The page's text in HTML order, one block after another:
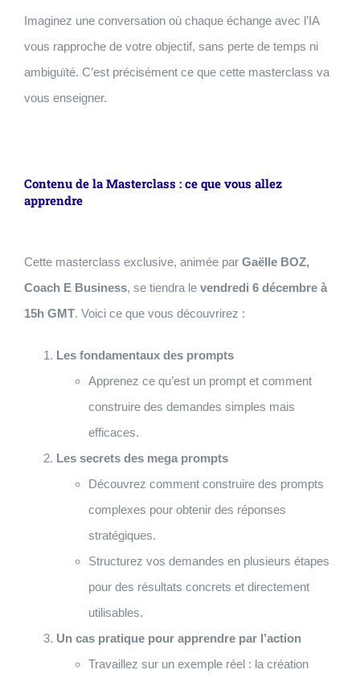
Imaginez une conversation où chaque échange avec l’IA
vous rapproche de votre objectif, sans perte de temps ni
ambiguïté. C’est précisément ce que cette masterclass va
vous enseigner.
Contenu de la Masterclass : ce que vous allez
apprendre
Cette masterclass exclusive, animée par Gaëlle BOZ,
Coach E Business, se tiendra le vendredi 6 décembre à
15h GMT. Voici ce que vous découvrirez :
Les fondamentaux des prompts
Apprenez ce qu’est un prompt et comment
construire des demandes simples mais
efficaces.
Les secrets des mega prompts
Découvrez comment construire des prompts
complexes pour obtenir des réponses
stratégiques.
Structurez vos demandes en plusieurs étapes
pour des résultats concrets et directement
utilisables.
Un cas pratique pour apprendre par l’action
Travaillez sur un exemple réel : la création